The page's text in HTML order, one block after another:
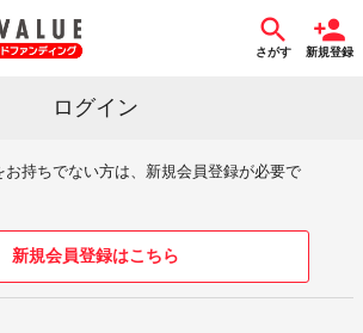
さがす 新規登録
ログイン
お持ちでない方は、新規会員登録が必要で
新規会員登録はこちら